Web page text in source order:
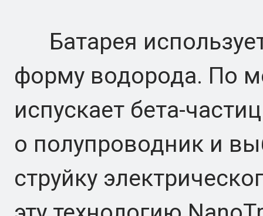
Батарея
форму водорода. По
испускает бета-
о полупроводник и
струйку